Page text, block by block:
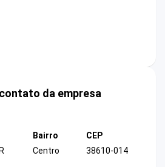
da empresa
Bairro
Centro
CEP
38610-014